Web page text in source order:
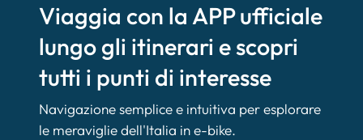
Viaggia con la APP ufficiale
lungo gli itinerari e scopri
tutti i punti di interesse
Navigazione semplice e intuitiva per esplorare
le meraviglie dell'Italia in e-bike.